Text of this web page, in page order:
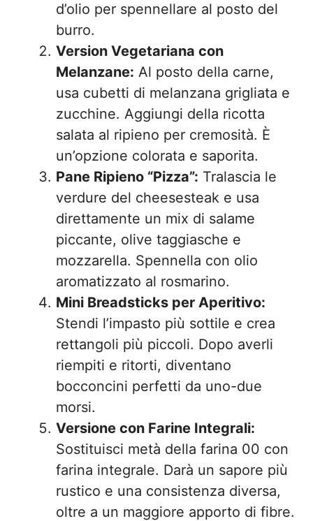
d’olio per spennellare al posto del
burro.
Version Vegetariana con
Melanzane: Al posto della carne,
usa cubetti di melanzana grigliata e
zucchine. Aggiungi della ricotta
salata al ripieno per cremosità. È
un’opzione colorata e saporita.
Pane Ripieno “Pizza”: Tralascia le
verdure del cheesesteak e usa
direttamente un mix di salame
piccante, olive taggiasche e
mozzarella. Spennella con olio
aromatizzato al rosmarino.
Mini Breadsticks per Aperitivo:
Stendi l’impasto più sottile e crea
rettangoli più piccoli. Dopo averli
riempiti e ritorti, diventano
bocconcini perfetti da uno-due
morsi.
Versione con Farine Integrali:
Sostituisci metà della farina 00 con
farina integrale. Darà un sapore più
rustico e una consistenza diversa,
oltre a un maggiore apporto di fibre.